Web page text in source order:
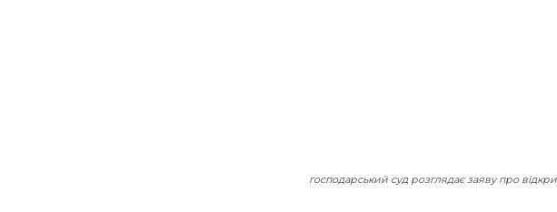
господарський суд розглядає заяву про